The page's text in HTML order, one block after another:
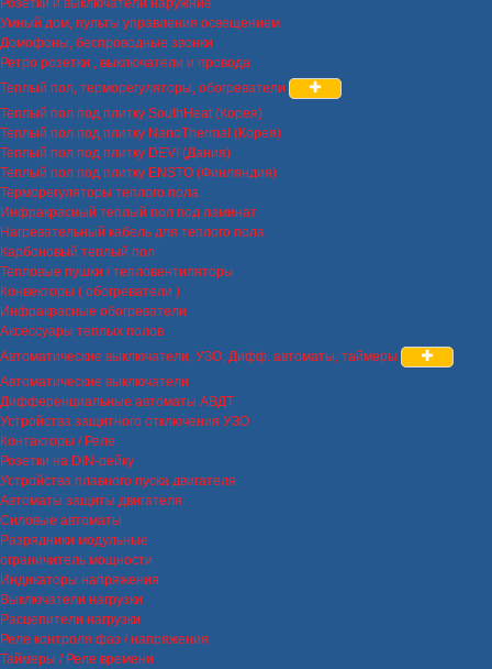
Розетки и выключатели наружние
Умный дом, пульты управления освещением
Домофоны, беспроводные звонки
Ретро розетки , выключатели и провода
Теплый пол, терморегуляторы, обогреватели
Теплый пол под плитку SouthHeat (Корея)
Теплый пол под плитку NanoThermal (Корея)
Теплый пол под плитку DEVI (Дания)
Теплый пол под плитку ENSTO (Финляндия)
Терморегуляторы теплого пола
Инфракрасный теплый пол под ламинат
Нагревательный кабель для теплого пола
Карбоновый теплый пол
Тепловые пушки / тепловентиляторы
Конвекторы ( обогреватели )
Инфракрасные обогреватели
Аксессуары теплых полов
Автоматические выключатели, УЗО, Дифф. автоматы, таймеры
Автоматические выключатели
Дифференциальные автоматы АВДТ
Устройства защитного отключения УЗО
Контакторы / Реле
Розетки на DIN-рейку
Устройства плавного пуска двигателя
Автоматы защиты двигателя
Силовые автоматы
Разрядники модульные
ограничитель мощности
Индикаторы напряжения
Выключатели нагрузки
Расцепители нагрузки
Реле контроля фаз / напряжения
Таймеры / Реле времени